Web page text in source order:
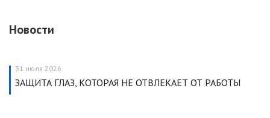
Новости
31 июля 2026
ЗАЩИТА ГЛАЗ, КОТОРАЯ НЕ ОТВЛЕКАЕТ ОТ РАБОТЫ